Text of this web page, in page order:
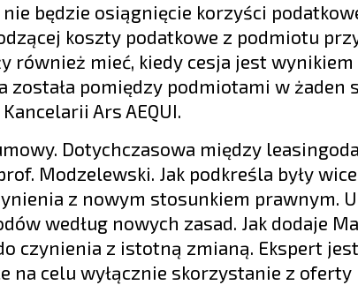
będzie osiągnięcie korzyści
koszty podatkowe z podmiotu
również mieć, kiedy cesja jest wynikiem
pomiędzy podmiotami w żaden
Ars AEQUI.
Dotychczasowa między
Modzelewski. Jak podkreśla były
z nowym stosunkiem prawnym.
według nowych zasad. Jak dodaje
czynienia z istotną zmianą. Ekspert
na celu wyłącznie skorzystanie z oferty